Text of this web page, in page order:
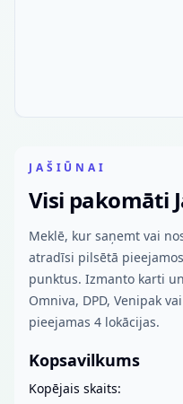
JAŠIŪNAI
Visi pakomāti
Meklē, kur saņemt vai
atradīsi pilsētā
punktus. Izmanto karti
Omniva, DPD, Venipak
pieejamas 4 lokācijas.
Kopsavilkums
Kopējais skaits: